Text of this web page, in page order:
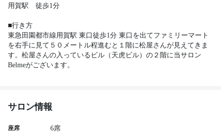
用賀駅　徒歩1分
■行き方
東急田園都市線用賀駅 東口徒歩1分 東口を出てファミリーマート
を右手に見て５０メートル程進むと１階に松屋さんが見えてきま
す。松屋さんの入っているビル（天虎ビル）の２階に当サロン
Belmeがございます。
サロン情報
座席 6席